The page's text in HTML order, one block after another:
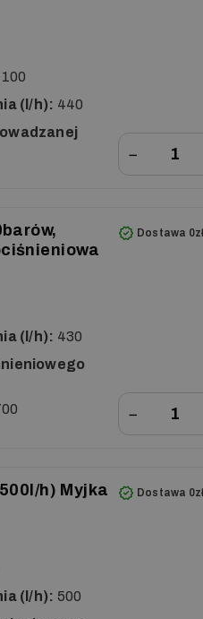
100
(l/h): 440
−
(l/h): 430
Dostawa 0zł
−
h) Myjka
(l/h): 500
Dostawa 0zł